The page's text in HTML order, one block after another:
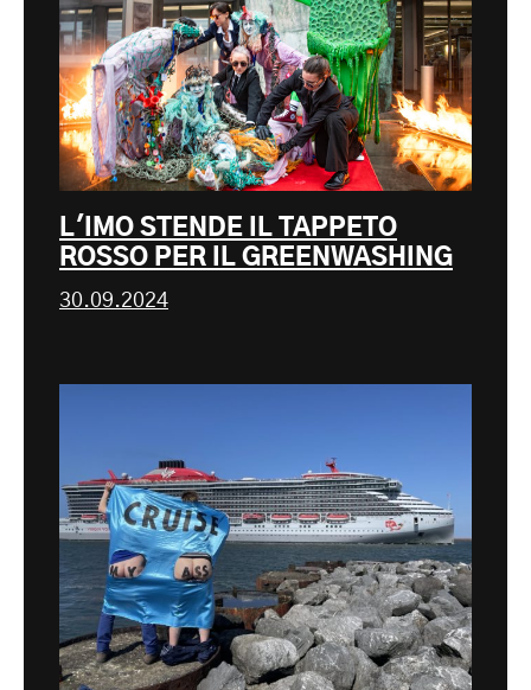
L'IMO STENDE IL TAPPETO
ROSSO PER IL GREENWASHING
30.09.2024